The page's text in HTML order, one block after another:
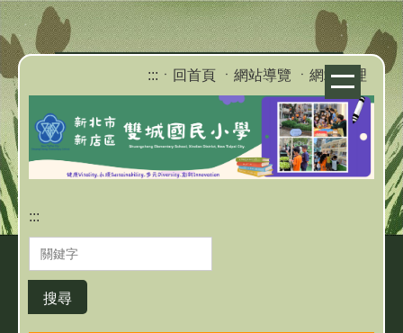
跳
到
主
要
內
容
區
::: ㆍ回首頁 ㆍ網站導覽 ㆍ網站管理
:::
搜尋